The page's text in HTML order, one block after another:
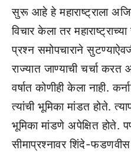
सुरू आहे हे महाराष्ट्राला
विचार केला तर
प्रश्न समोपचाराने
राज्यात जाण्याची चर्चा
वर्षात कोणीही केला नाही.
त्यांची भूमिका मांडत होते.
भूमिका मांडणे अपेक्षित होते.
सीमाप्रश्नावर शिंदे-